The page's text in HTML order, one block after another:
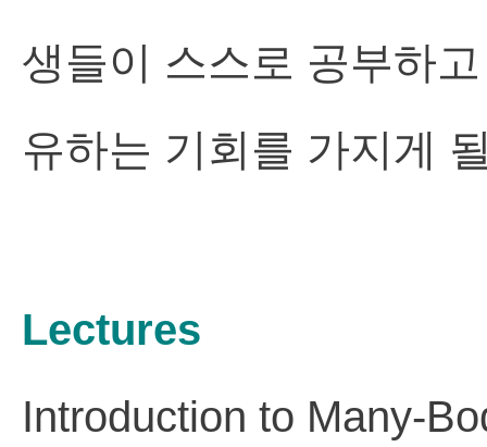
생들이 스스로 공부하
유하는 기회를 가지게
Lectures
Introduction to Many-